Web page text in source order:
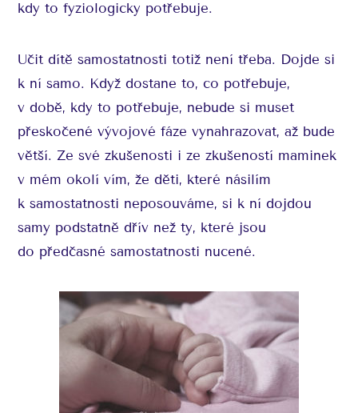
kdy to fyziologicky potřebuje.
Učit dítě samostatnosti totiž není třeba. Dojde si
k ní samo. Když dostane to, co potřebuje,
v době, kdy to potřebuje, nebude si muset
přeskočené vývojové fáze vynahrazovat, až bude
větší. Ze své zkušenosti i ze zkušeností maminek
v mém okolí vím, že děti, které násilím
k samostatnosti neposouváme, si k ní dojdou
samy podstatně dřív než ty, které jsou
do předčasné samostatnosti nucené.